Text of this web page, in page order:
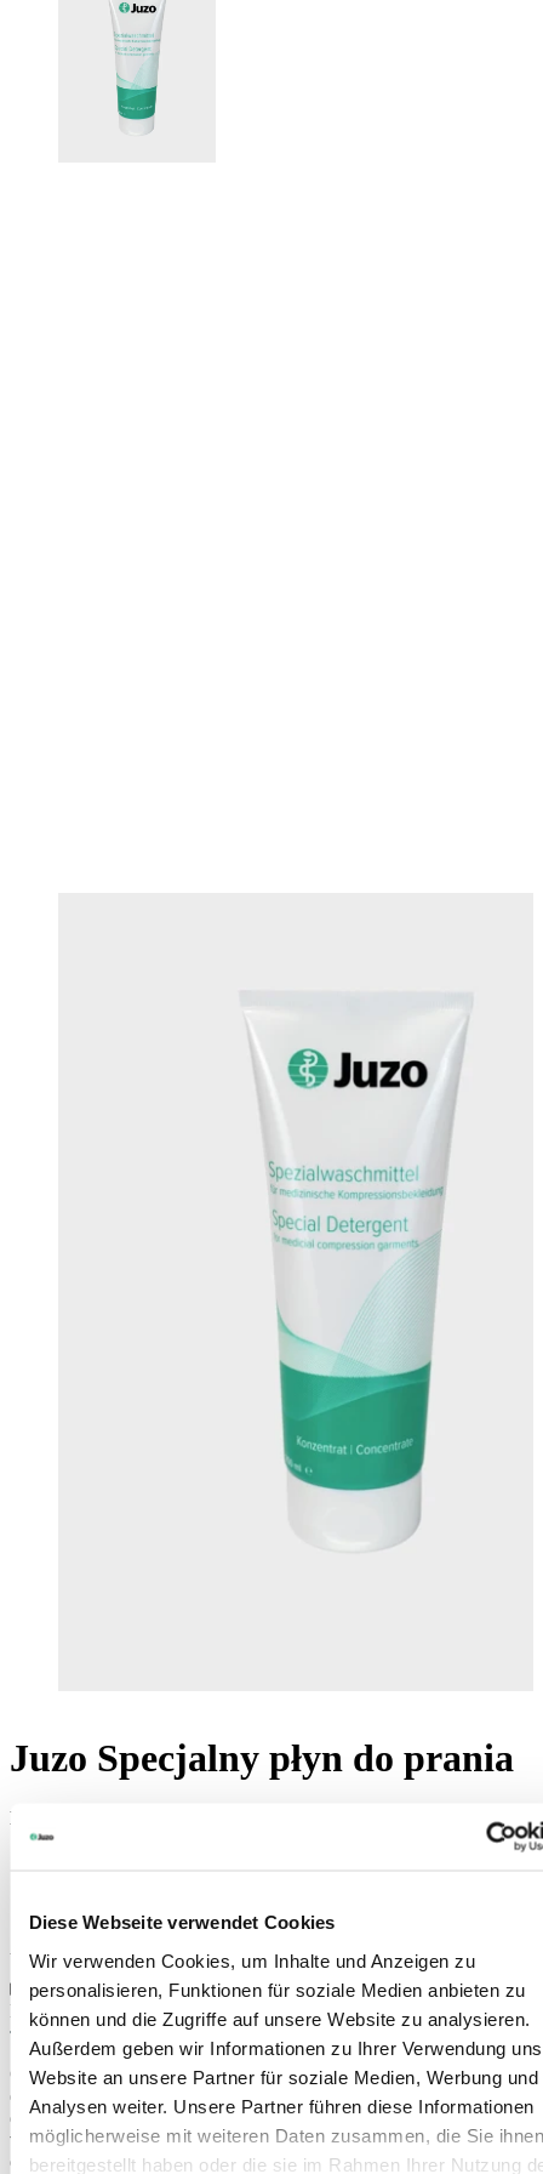
Diese Webseite verwendet Cookies
Wir verwenden Cookies, um Inhalte und Anzeigen zu
personalisieren, Funktionen für soziale Medien anbieten zu
können und die Zugriffe auf unsere Website zu analysieren.
Außerdem geben wir Informationen zu Ihrer Verwendung
Website an unsere Partner für soziale Medien, Werbung und
Analysen weiter. Unsere Partner führen diese Informationen
möglicherweise mit weiteren Daten zusammen, die Sie ihnen
bereitgestellt haben oder die sie im Rahmen Ihrer Nutzung
Juzo Specjalny płyn do prania
Do medycznych pończoch uciskowych i elastycznych tkanin
Dla sprzedawców specjalistycznych
Częste pranie zwiększa trwałość pończoch uciskowych i
elastycznych tkanin, a także wydłuża ich żywotność. Specjalny płyn
do prania Juzo jestsilnie skoncentrowany, a tym samym
wyjątkowo wydajny. Jeden centymetr pasty rozpuszczony w
dwóch litrach letniej wody z powodzeniem wystarcza do pielęgnacji